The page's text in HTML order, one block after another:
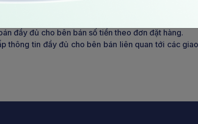
đầy đủ cho bên bán số tiền theo đơn đặt hàng.
thông tin đầy đủ cho bên bán liên quan tới các